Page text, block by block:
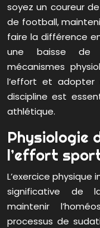
soyez un coureur
de football,
faire la différence
une baisse de
mécanismes
l’effort et
discipline est
athlétique.
Physiologie
l’effort
L’exercice
significative de
maintenir
processus de